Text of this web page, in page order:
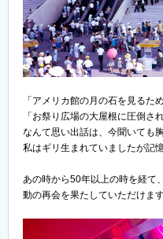
「アメリカ館の月の石を見るた
「お祭り広場の大屋根に圧倒さ
なんて思い出話は、今聞いても
私はギリ生まれていましたが記
あの時から50年以上の時を経て
動の再会を果たしていただけます